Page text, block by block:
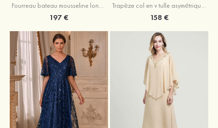
Fourreau bateau mousseline longueur genou robe de mère de la mariée avec appliqué plissé veste
197 €
Trapèze col en v tulle asymétrique robe de mère de la mariée
158 €